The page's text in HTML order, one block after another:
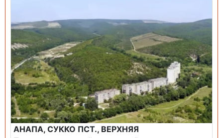
АНАПА, СУККО ПСТ., ВЕРХНЯЯ